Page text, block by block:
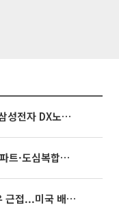
3445억 자사주 지급 마쳤는데...삼성전자 DX노조, 뒤늦은 '떼쓰기 집회'
영끌 '주택공급' 대책 임박⋯비아파트·도심복합까지 총동원
이란 “호르무즈 새 항로 합의 매우 근접...미국 배상 먼저”